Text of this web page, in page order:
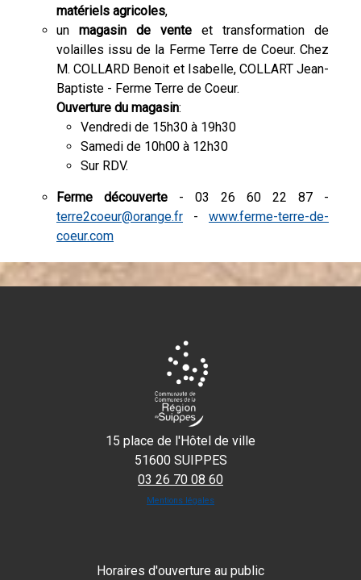
matériels agricoles,
un magasin de vente et transformation de
volailles issu de la Ferme Terre de Coeur. Chez
M. COLLARD Benoit et Isabelle, COLLART Jean-
Baptiste - Ferme Terre de Coeur.
Ouverture du magasin:
Vendredi de 15h30 à 19h30
Samedi de 10h00 à 12h30
Sur RDV.
Ferme découverte - 03 26 60 22 87 -
terre2coeur@orange.fr - www.ferme-terre-de-
coeur.com
15 place de l'Hôtel de ville
51600 SUIPPES
03 26 70 08 60
Mentions légales
Horaires d'ouverture au public